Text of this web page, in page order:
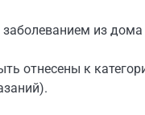
из
отнесены к